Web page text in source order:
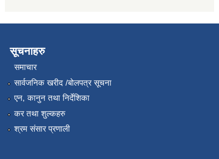
सूचनाहरु
समाचार
सार्वजनिक खरीद /बोलपत्र सूचना
एन, कानुन तथा निर्देशिका
कर तथा शुल्कहरु
श्रम संसार प्रणाली